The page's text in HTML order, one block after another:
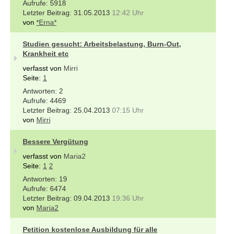
5918
31.05.2013 12:42 Uhr
von *Erna*
Studien gesucht: Arbeitsbelastung, Burn-Out,
Krankheit etc
verfasst von Mirri
Seite: 1
2
4469
25.04.2013 07:15 Uhr
von Mirri
Bessere Vergütung
verfasst von Maria2
Seite: 1 2
19
6474
09.04.2013 19:36 Uhr
von Maria2
Petition kostenlose Ausbildung für alle